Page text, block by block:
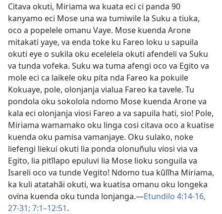
Citava okuti, Miriama wa kuata eci ci panda 90
kanyamo eci Mose una wa tumiwile la Suku a tiuka,
oco a popelele omanu Vaye. Mose kuenda Arone
mitakati yaye, va enda toke ku Fareo loku u sapuila
okuti eye o sukila oku ecelelela okuti afendeli va Suku
va tunda vofeka. Suku wa tuma afengi oco va Egito va
mole eci ca laikele oku pita nda Fareo ka pokuile
Kokuaye, pole, olonjanja vialua Fareo ka tavele. Tu
pondola oku sokolola ndomo Mose kuenda Arone va
kala eci olonjanja viosi Fareo a va sapuila hati, sio! Pole,
Miriama wamamako oku linga cosi citava oco a kuatise
kuenda oku pamisa vamanjaye. Oku sulako, noke
liefengi liekui okuti lia ponda olonuñulu viosi via va
Egito, lia pitĩlapo epuluvi lia Mose lioku songuila va
Isareli oco va tunde Vegito! Ndomo tua kũlĩha Miriama,
ka kuli atatahãi okuti, wa kuatisa omanu oku longeka
ovina kuenda oku tunda lonjanga.—Etundilo 4:14-16,
27-31; 7:1–12:51.